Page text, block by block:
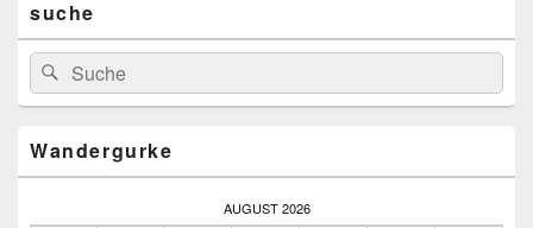
Seitenleisten-
Widgetbereich
suche
Suchen
nach:
Suchen
Wandergurke
AUGUST 2026